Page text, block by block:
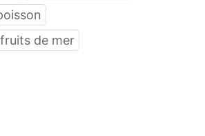
de mer